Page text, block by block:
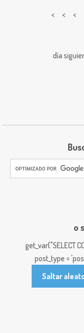
< < <
día
o
get_var("SELECT
post_type =
Saltar